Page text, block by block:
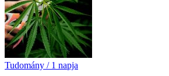
Tudomány / 1 napja